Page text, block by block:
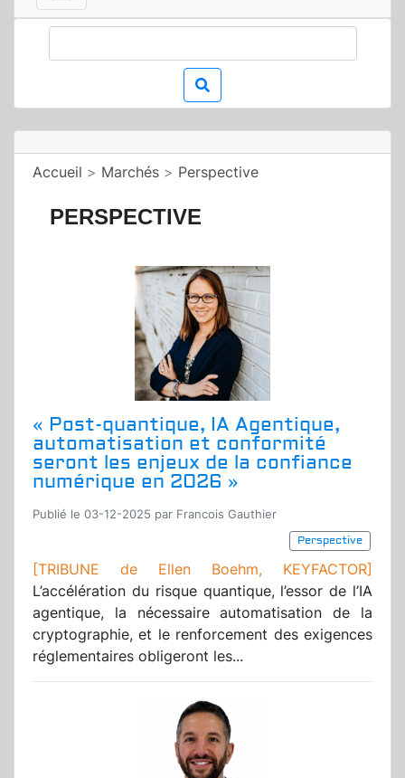
Accueil > Marchés > Perspective
PERSPECTIVE
« Post-quantique, IA Agentique,
automatisation et conformité
seront les enjeux de la confiance
numérique en 2026 »
Publié le 03-12-2025 par Francois Gauthier
Perspective
[TRIBUNE de Ellen Boehm, KEYFACTOR]
L’accélération du risque quantique, l’essor de l’IA
agentique, la nécessaire automatisation de la
cryptographie, et le renforcement des exigences
réglementaires obligeront les...